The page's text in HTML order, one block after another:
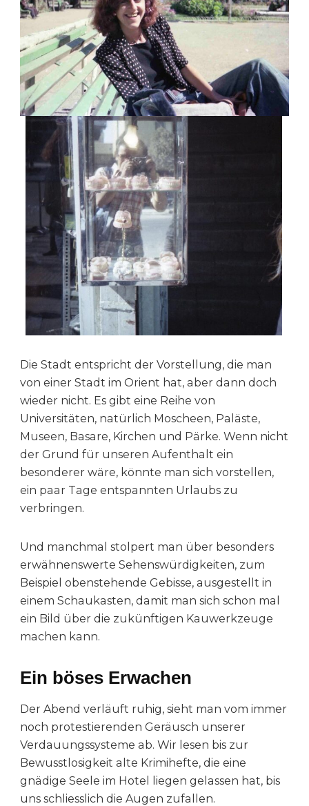
Die Stadt entspricht der Vorstellung, die man
von einer Stadt im Orient hat, aber dann doch
wieder nicht. Es gibt eine Reihe von
Universitäten, natürlich Moscheen, Paläste,
Museen, Basare, Kirchen und Pärke. Wenn nicht
der Grund für unseren Aufenthalt ein
besonderer wäre, könnte man sich vorstellen,
ein paar Tage entspannten Urlaubs zu
verbringen.
Und manchmal stolpert man über besonders
erwähnenswerte Sehenswürdigkeiten, zum
Beispiel obenstehende Gebisse, ausgestellt in
einem Schaukasten, damit man sich schon mal
ein Bild über die zukünftigen Kauwerkzeuge
machen kann.
Ein böses Erwachen
Der Abend verläuft ruhig, sieht man vom immer
noch protestierenden Geräusch unserer
Verdauungssysteme ab. Wir lesen bis zur
Bewusstlosigkeit alte Krimihefte, die eine
gnädige Seele im Hotel liegen gelassen hat, bis
uns schliesslich die Augen zufallen.